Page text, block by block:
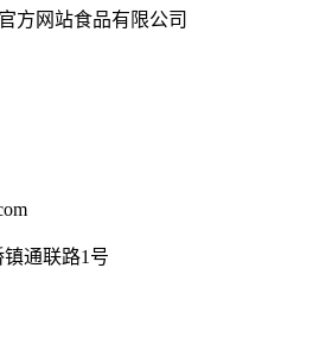
方网站食品有限公司
通联路1号